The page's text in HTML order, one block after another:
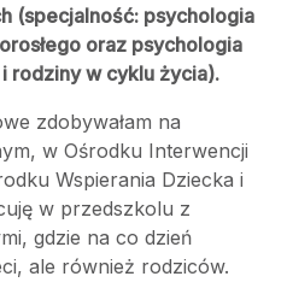
(specjalność: psychologia
oraz psychologia
rodziny w cyklu życia).
zdobywałam na
w Ośrodku Interwencji
Wspierania Dziecka i
w przedszkolu z
gdzie na co dzień
ale również rodziców.